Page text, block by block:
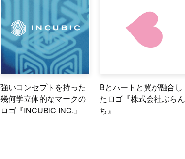
強いコンセプトを持った
幾何学立体的なマークの
ロゴ『INCUBIC INC.』
Bとハートと翼が融合し
たロゴ『株式会社ぶらん
ち』